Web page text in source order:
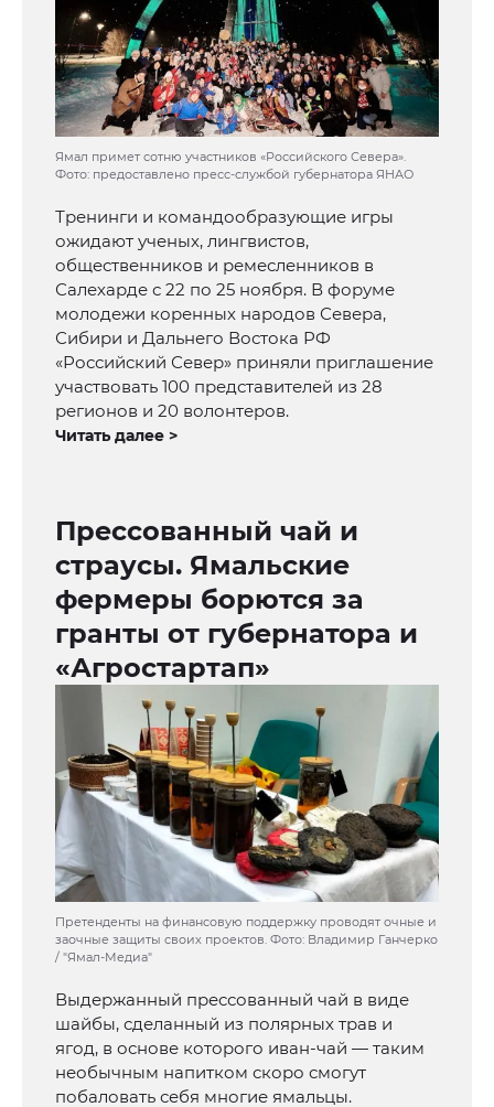
Ямал примет сотню участников «Российского Севера».
Фото: предоставлено пресс-службой губернатора ЯНАО
Тренинги и командообразующие игры
ожидают ученых, лингвистов,
общественников и ремесленников в
Салехарде с 22 по 25 ноября. В форуме
молодежи коренных народов Севера,
Сибири и Дальнего Востока РФ
«Российский Север» приняли приглашение
участвовать 100 представителей из 28
регионов и 20 волонтеров.
Читать далее >
Прессованный чай и
страусы. Ямальские
фермеры борются за
гранты от губернатора и
«Агростартап»
Претенденты на финансовую поддержку проводят очные и
заочные защиты своих проектов. Фото: Владимир Ганчерко
/ "Ямал-Медиа"
Выдержанный прессованный чай в виде
шайбы, сделанный из полярных трав и
ягод, в основе которого иван-чай — таким
необычным напитком скоро смогут
побаловать себя многие ямальцы.